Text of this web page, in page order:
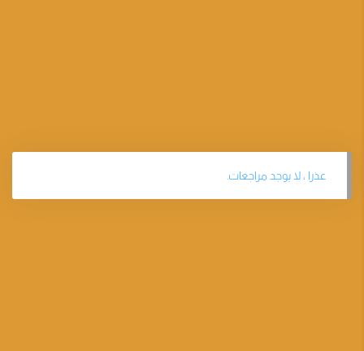
عذرا ، لا يوجد مراجعات.